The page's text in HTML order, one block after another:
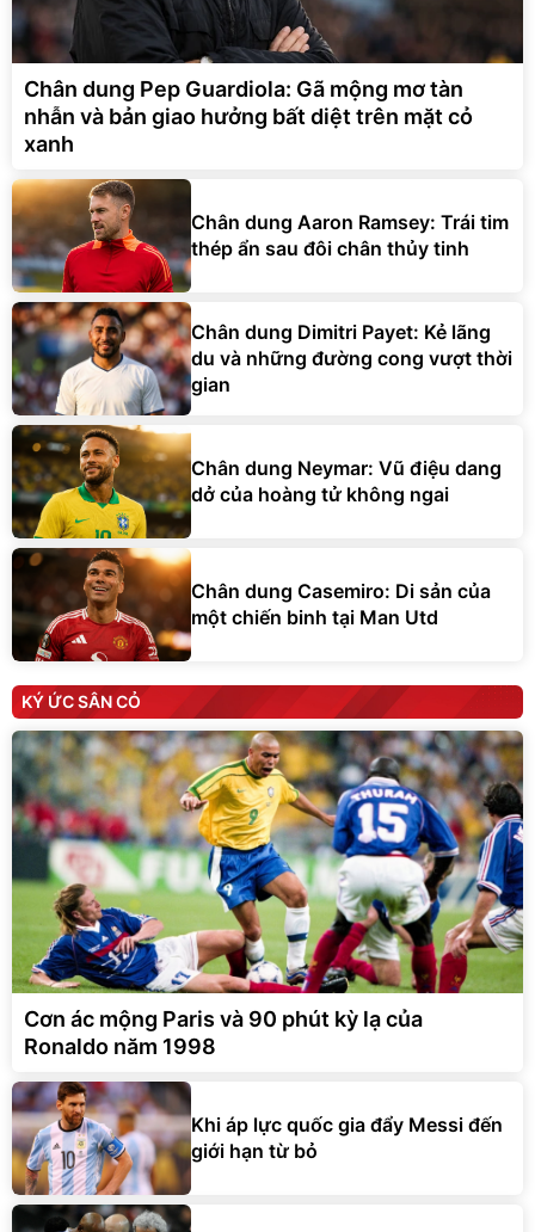
Chân dung Pep Guardiola: Gã mộng mơ tàn
nhẫn và bản giao hưởng bất diệt trên mặt cỏ
xanh
Chân dung Aaron Ramsey: Trái tim
thép ẩn sau đôi chân thủy tinh
Chân dung Dimitri Payet: Kẻ lãng
du và những đường cong vượt thời
gian
Chân dung Neymar: Vũ điệu dang
dở của hoàng tử không ngai
Chân dung Casemiro: Di sản của
một chiến binh tại Man Utd
KÝ ỨC SÂN CỎ
Cơn ác mộng Paris và 90 phút kỳ lạ của
Ronaldo năm 1998
Khi áp lực quốc gia đẩy Messi đến
giới hạn từ bỏ